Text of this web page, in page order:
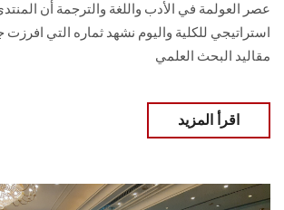
عصر العولمة في الأدب واللغة والترجمة أن
استراتيجي للكلية واليوم نشهد ثماره التي افرزت
مقاليد البحث العلمي
اقرأ المزيد